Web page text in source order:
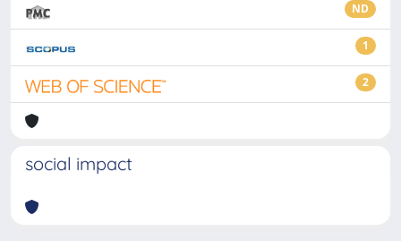
ND
1
2
social impact